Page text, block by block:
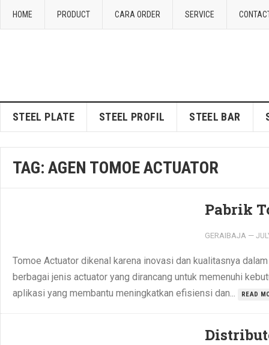
HOME PRODUCT CARA ORDER SERVICE
STEEL PLATE STEEL PROFIL STEEL BAR
TAG: AGEN TOMOE ACTUATOR
Pabrik
GERAIBAJA —
Tomoe Actuator dikenal karena inovasi dan kualitasnya
berbagai jenis actuator yang dirancang untuk memenuhi
aplikasi yang membantu meningkatkan efisiensi dan...
READ